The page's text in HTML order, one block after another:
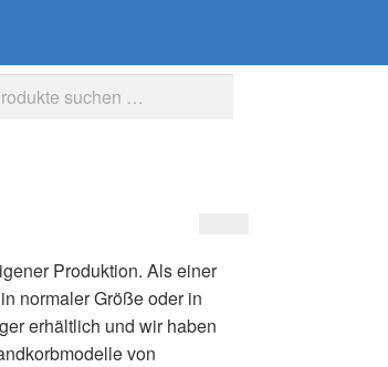
Produktion. Als einer
normaler Größe oder in
erhältlich und wir haben
von